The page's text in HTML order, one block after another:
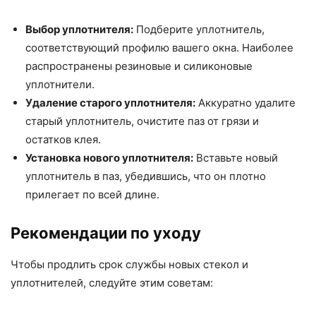
Выбор уплотнителя: Подберите уплотнитель,
соответствующий профилю вашего окна. Наиболее
распространены резиновые и силиконовые
уплотнители.
Удаление старого уплотнителя: Аккуратно удалите
старый уплотнитель, очистите паз от грязи и
остатков клея.
Установка нового уплотнителя: Вставьте новый
уплотнитель в паз, убедившись, что он плотно
прилегает по всей длине.
Рекомендации по уходу
Чтобы продлить срок службы новых стекол и
уплотнителей, следуйте этим советам: